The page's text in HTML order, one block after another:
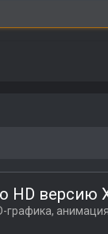
версию
графика,